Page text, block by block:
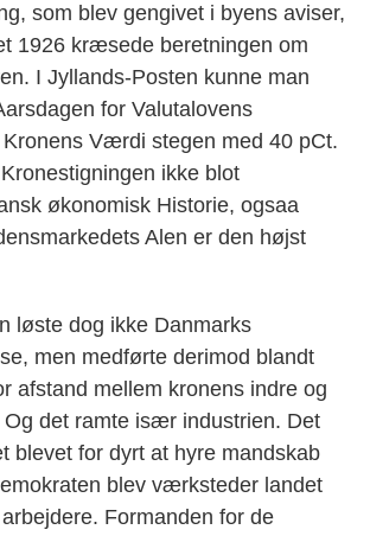
som blev gengivet i byens aviser,
1926 kræsede beretningen om
I Jyllands-Posten kunne man
for Valutalovens
Værdi stegen med 40 pCt.
ikke blot
økonomisk Historie, ogsaa
Alen er den højst
løste dog ikke Danmarks
men medførte derimod blandt
afstand mellem kronens indre og
det ramte især industrien. Det
blevet for dyrt at hyre mandskab
blev værksteder landet
Formanden for de